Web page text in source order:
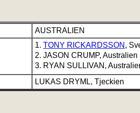
AUSTRALIEN
1. TONY RICKARDSSON ,
2. JASON CRUMP, Australien
3. RYAN SULLIVAN,
LUKAS DRYML, Tjeckien